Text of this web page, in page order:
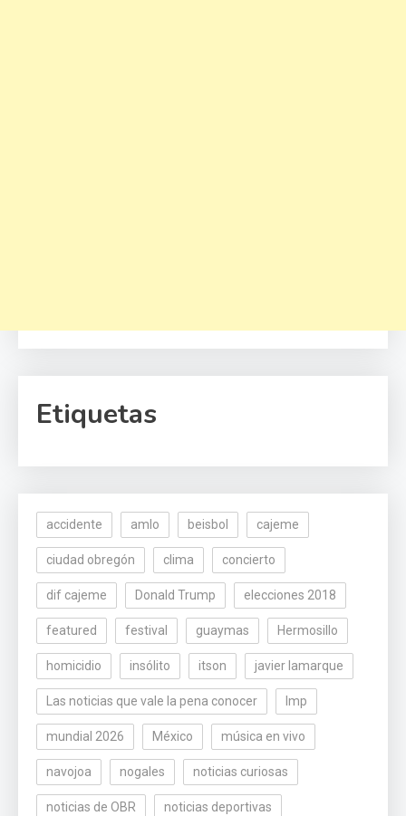
Etiquetas
accidente amlo beisbol cajeme
ciudad obregón clima concierto
dif cajeme Donald Trump elecciones 2018
featured festival guaymas Hermosillo
homicidio insólito itson javier lamarque
Las noticias que vale la pena conocer lmp
mundial 2026 México música en vivo
navojoa nogales noticias curiosas
noticias de OBR noticias deportivas